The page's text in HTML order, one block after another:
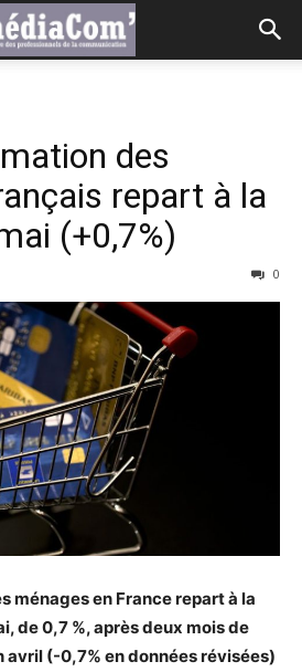
des
repart à la
(+0,7%)
0
ménages en France repart à la
de 0,7 %, après deux mois de
avril (-0,7% en données révisées)